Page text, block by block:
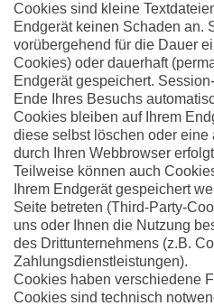
Cookies sind kleine
Endgerät keinen Schaden an.
vorübergehend für die Dauer
Cookies) oder dauerhaft
Endgerät gespeichert.
Ende Ihres Besuchs
Cookies bleiben auf Ihrem
diese selbst löschen oder eine
durch Ihren Webbrowser
Teilweise können auch
Ihrem Endgerät gespeichert
Seite betreten (Third-Party-
uns oder Ihnen die Nutzung
des Drittunternehmens (z.B.
Zahlungsdienstleistungen).
Cookies haben verschiedene
Cookies sind technisch